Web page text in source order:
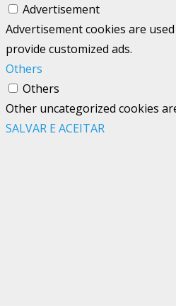
Advertisement
Advertisement cookies are
provide customized ads.
Others
Others
Other uncategorized cookies
SALVAR E ACEITAR